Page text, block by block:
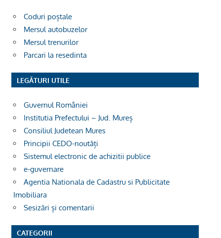
Coduri poștale
Mersul autobuzelor
Mersul trenurilor
Parcari la resedinta
LEGĂTURI UTILE
Guvernul României
Institutia Prefectului – Jud. Mureș
Consiliul Judetean Mures
Principii CEDO-noutăți
Sistemul electronic de achizitii publice
e-guvernare
Agentia Nationala de Cadastru si Publicitate
Imobiliara
Sesizări și comentarii
CATEGORII